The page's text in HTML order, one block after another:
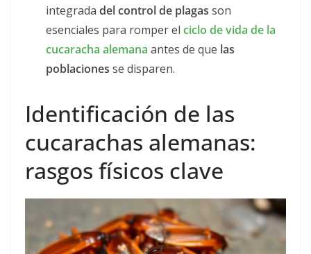
integrada del control de plagas son
esenciales para romper el ciclo de vida de la
cucaracha alemana antes de que las
poblaciones se disparen.
Identificación de las
cucarachas alemanas:
rasgos físicos clave